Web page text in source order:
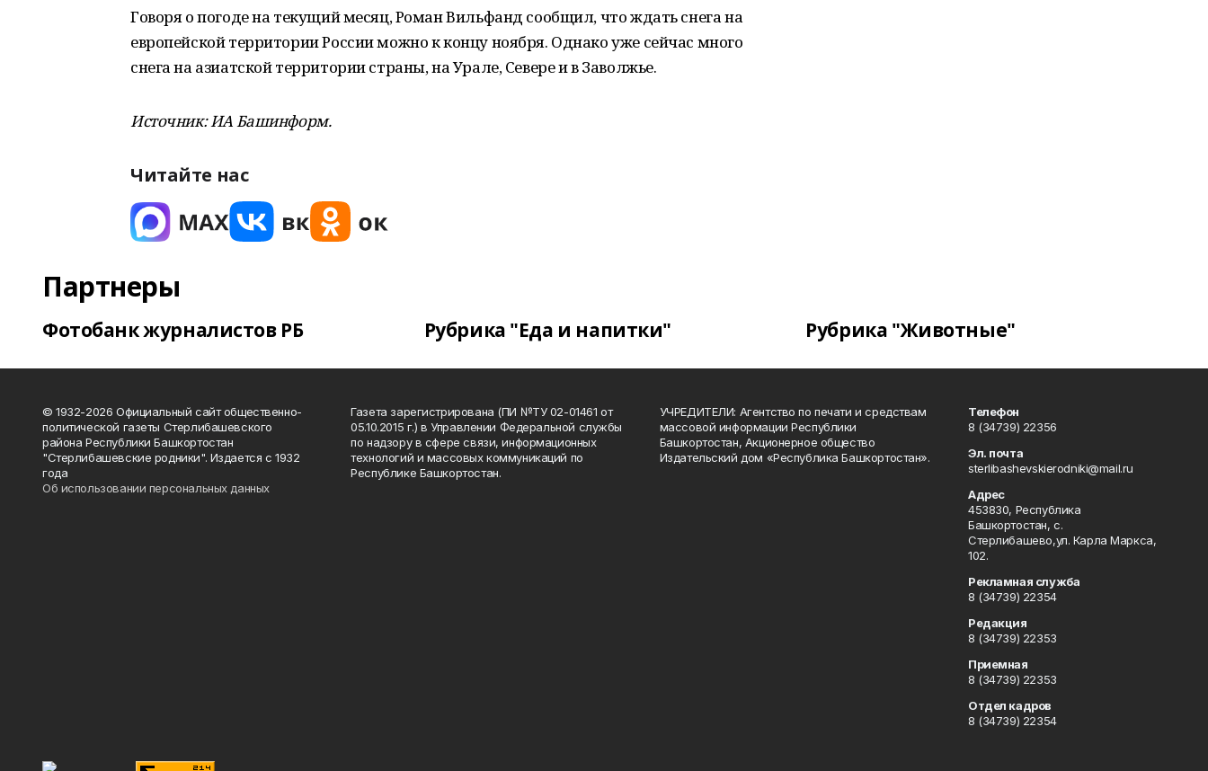
Говоря о погоде на текущий месяц, Роман Вильфанд сообщил, что ждать снега на
европейской территории России можно к концу ноября. Однако уже сейчас много
снега на азиатской территории страны, на Урале, Севере и в Заволжье.
Источник: ИА Башинформ.
Читайте нас
Партнеры
Фотобанк журналистов РБ Рубрика "Еда и напитки" Рубрика "Животные"
© 1932-2026 Официальный сайт общественно-
политической газеты Стерлибашевского
района Республики Башкортостан
"Стерлибашевские родники". Издается с 1932
года
Об использовании персональных данных
Газета зарегистрирована (ПИ №ТУ 02-01461 от
05.10.2015 г.) в Управлении Федеральной службы
по надзору в сфере связи, информационных
технологий и массовых коммуникаций по
Республике Башкортостан.
УЧРЕДИТЕЛИ: Агентство по печати и средствам
массовой информации Республики
Башкортостан, Акционерное общество
Издательский дом «Республика Башкортостан».
Телефон
8 (34739) 22356
Эл. почта
sterlibashevskierodniki@mail.ru
Адрес
453830, Республика
Башкортостан, c.
Стерлибашево,ул. Карла Маркса,
102.
Рекламная служба
8 (34739) 22354
Редакция
8 (34739) 22353
Приемная
8 (34739) 22353
Отдел кадров
8 (34739) 22354